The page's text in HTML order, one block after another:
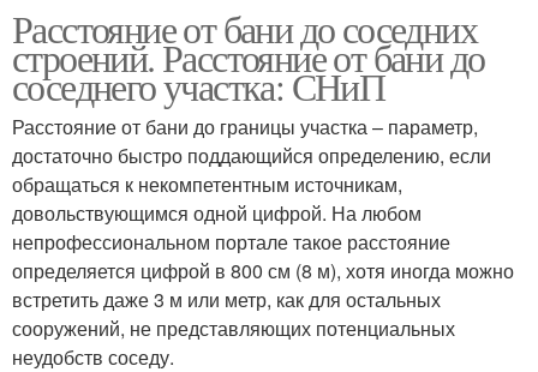
Расстояние от бани до соседних
строений. Расстояние от бани до
соседнего участка: СНиП
Расстояние от бани до границы участка – параметр,
достаточно быстро поддающийся определению, если
обращаться к некомпетентным источникам,
довольствующимся одной цифрой. На любом
непрофессиональном портале такое расстояние
определяется цифрой в 800 см (8 м), хотя иногда можно
встретить даже 3 м или метр, как для остальных
сооружений, не представляющих потенциальных
неудобств соседу.